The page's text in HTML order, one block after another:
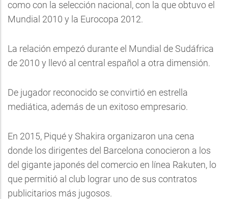
como con la selección nacional, con la que obtuvo el
Mundial 2010 y la Eurocopa 2012.
La relación empezó durante el Mundial de Sudáfrica
de 2010 y llevó al central español a otra dimensión.
De jugador reconocido se convirtió en estrella
mediática, además de un exitoso empresario.
En 2015, Piqué y Shakira organizaron una cena
donde los dirigentes del Barcelona conocieron a los
del gigante japonés del comercio en línea Rakuten, lo
que permitió al club lograr uno de sus contratos
publicitarios más jugosos.